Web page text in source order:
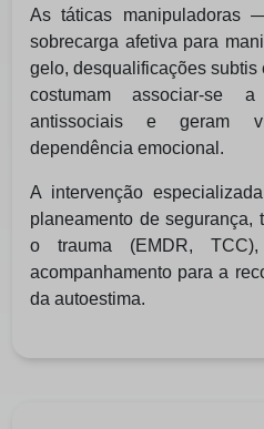
As táticas manipuladoras
sobrecarga afetiva para
gelo, desqualificações
costumam associar‑se
antissociais e geram
dependência emocional.
A intervenção
planeamento de segurança,
o trauma (EMDR,
acompanhamento para a
da autoestima.